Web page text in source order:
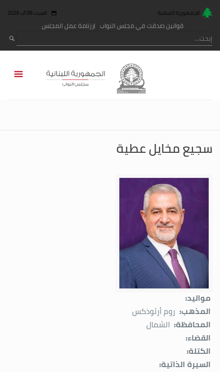
الجمهورية اللبنانية السبت 08 آب 2026
قوانين صدقت في مجلس النواب رزنامة عمل المجلس
سجيع مخايل عطية
مواليد:
المذهب: روم أرثوذكس
المحافظة: الشمال
القضاء:
الكتلة:
السيرة الذاتية: